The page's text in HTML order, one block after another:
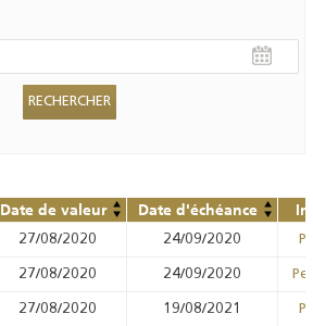
Date de valeur Date d'échéance
27/08/2020 24/09/2020
27/08/2020 24/09/2020
27/08/2020 19/08/2021